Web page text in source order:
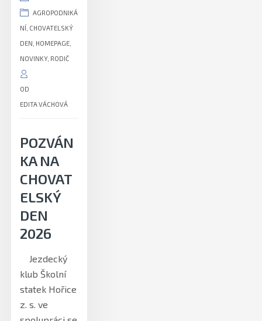
AGROPODNIKÁ
NÍ CHOVATELSKÝ
DEN HOMEPAGE
NOVINKY, RODIČ
OD
EDITA VÁCHOVÁ
POZVÁN
KA NA
CHOVAT
ELSKÝ
DEN
2026
Jezdecký
klub Školní
statek Hořice
z. s. ve